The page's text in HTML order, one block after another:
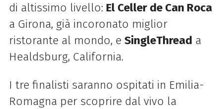
di altissimo livello: El Celler de Can Roca
a Girona, già incoronato miglior
ristorante al mondo, e SingleThread a
Healdsburg, California.
I tre finalisti saranno ospitati in Emilia-
Romagna per scoprire dal vivo la